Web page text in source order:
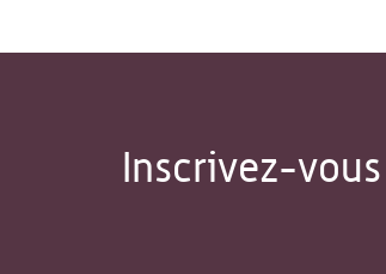
Inscrivez-